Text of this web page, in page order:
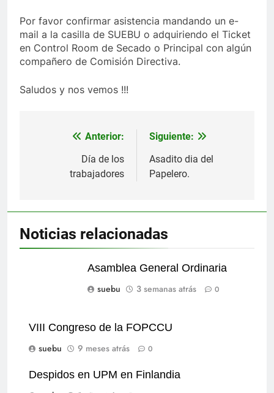
Por favor confirmar asistencia mandando un e-
mail a la casilla de SUEBU o adquiriendo el Ticket
en Control Room de Secado o Principal con algún
compañero de Comisión Directiva.
Saludos y nos vemos !!!
Navegación
Anterior:
Día de los
trabajadores
Siguiente:
Asadito dia del
Papelero.
Noticias relacionadas
Asamblea General Ordinaria
suebu
3 semanas atrás 0
VIII Congreso de la FOPCCU
suebu
9 meses atrás 0
Despidos en UPM en Finlandia